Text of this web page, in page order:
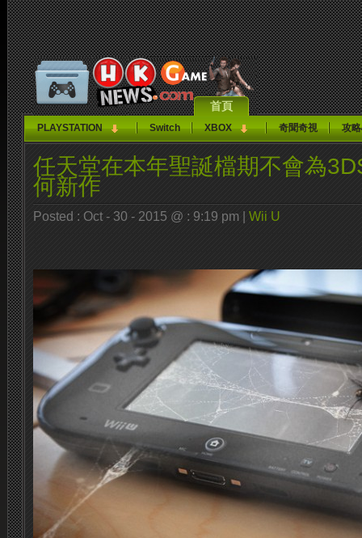
首頁
PLAYSTATION Switch XBOX 奇聞奇視 攻
任天堂在本年聖誕檔期不會為
何新作
Posted : Oct - 30 - 2015 @ : 9:19 pm | Wii U